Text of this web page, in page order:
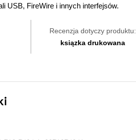
USB, FireWire i innych interfejsów.
Recenzja dotyczy produktu:
ksiązka drukowana